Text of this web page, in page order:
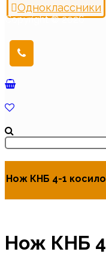
Одноклассники
Copyright © 2026
Нож КНБ 4-1
Нож КНБ